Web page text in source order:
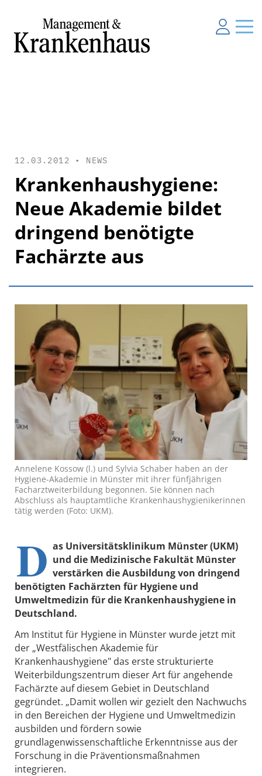
12.03.2012 • NEWS
Krankenhaushygiene:
Neue Akademie bildet
dringend benötigte
Fachärzte aus
Annelene Kossow (l.) und Sylvia Schaber haben an der
Hygiene-Akademie in Münster mit ihrer fünfjährigen
Facharztweiterbildung begonnen. Sie können nach
Abschluss als hauptamtliche Krankenhaushygienikerinnen
tätig werden (Foto: UKM).
D as Universitätsklinikum Münster (UKM)
und die Medizinische Fakultät Münster
verstärken die Ausbildung von dringend
benötigten Fachärzten für Hygiene und
Umweltmedizin für die Krankenhaushygiene in
Deutschland.
Am Institut für Hygiene in Münster wurde jetzt mit
der „Westfälischen Akademie für
Krankenhaushygiene" das erste strukturierte
Weiterbildungszentrum dieser Art für angehende
Fachärzte auf diesem Gebiet in Deutschland
gegründet. „Damit wollen wir gezielt den Nachwuchs
in den Bereichen der Hygiene und Umweltmedizin
ausbilden und fördern sowie
grundlagenwissenschaftliche Erkenntnisse aus der
Forschung in die Präventionsmaßnahmen
integrieren.